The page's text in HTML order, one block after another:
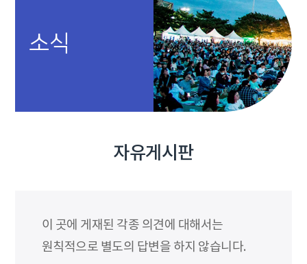
소식
자유게시판
이 곳에 게재된 각종 의견에 대해서는
원칙적으로 별도의 답변을 하지 않습니다.